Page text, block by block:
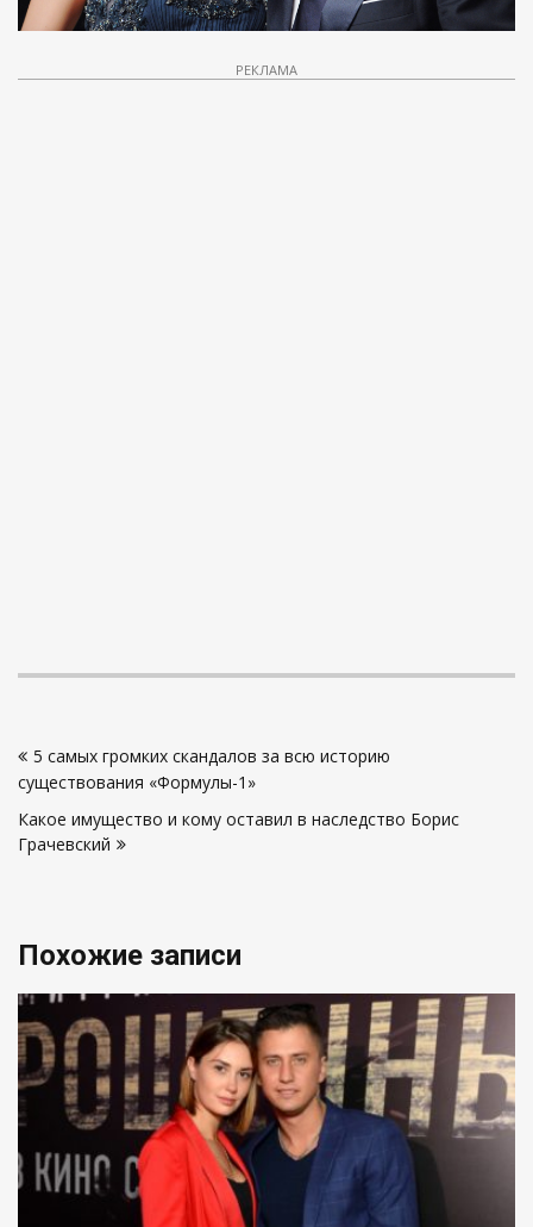
РЕКЛАМА
по
записям
5 самых громких скандалов за всю историю
существования «Формулы-1»
Какое имущество и кому оставил в наследство Борис
Грачевский
Похожие записи